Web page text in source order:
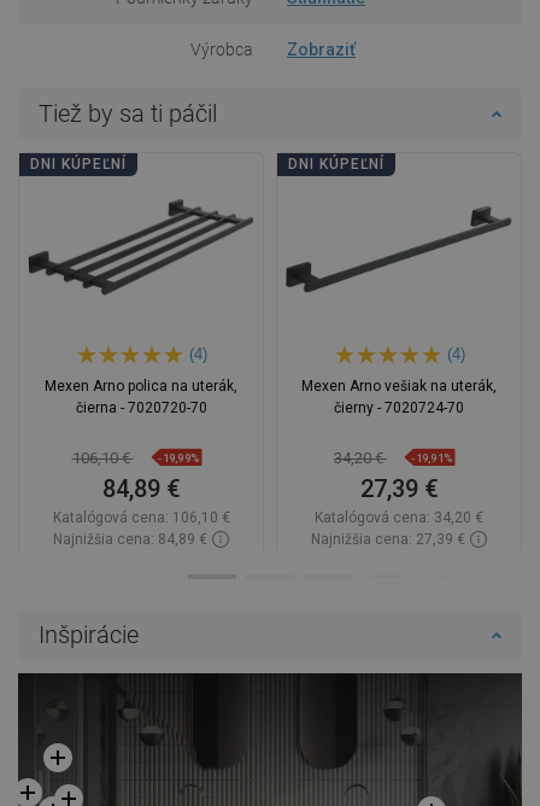
Výrobca Zobraziť
Tiež by sa ti páčil
DNI KÚPEĽNÍ
(4)
Mexen Arno polica na uterák,
čierna - 7020720-70
106,10 € -19,99%
84,89 €
Katalógová cena: 106,10 €
Najnižšia cena: 84,89 €
DNI KÚPEĽNÍ
(4)
Mexen Arno vešiak na uterák,
čierny - 7020724-70
34,20 € -19,91%
27,39 €
Katalógová cena: 34,20 €
Najnižšia cena: 27,39 €
Inšpirácie